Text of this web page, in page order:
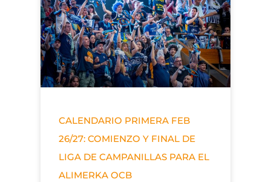
CALENDARIO PRIMERA FEB
26/27: COMIENZO Y FINAL DE
LIGA DE CAMPANILLAS PARA EL
ALIMERKA OCB